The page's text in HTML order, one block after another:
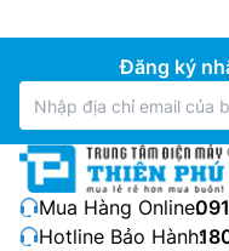
Đăng ký
Mua Hàng Online:
Hotline Bảo Hành: